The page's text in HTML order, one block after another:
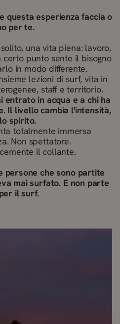
questa esperienza faccia o
per te.
una vita piena: lavoro,
certo punto sente il bisogno
in modo differente.
lezioni di surf, vita in
staff e territorio.
entrato in acqua e a chi ha
Il livello cambia l'intensità,
spirito.
totalmente immersə
Non spettatore.
il collante.
persone che sono partite
mai surfato. E non parte
il surf.